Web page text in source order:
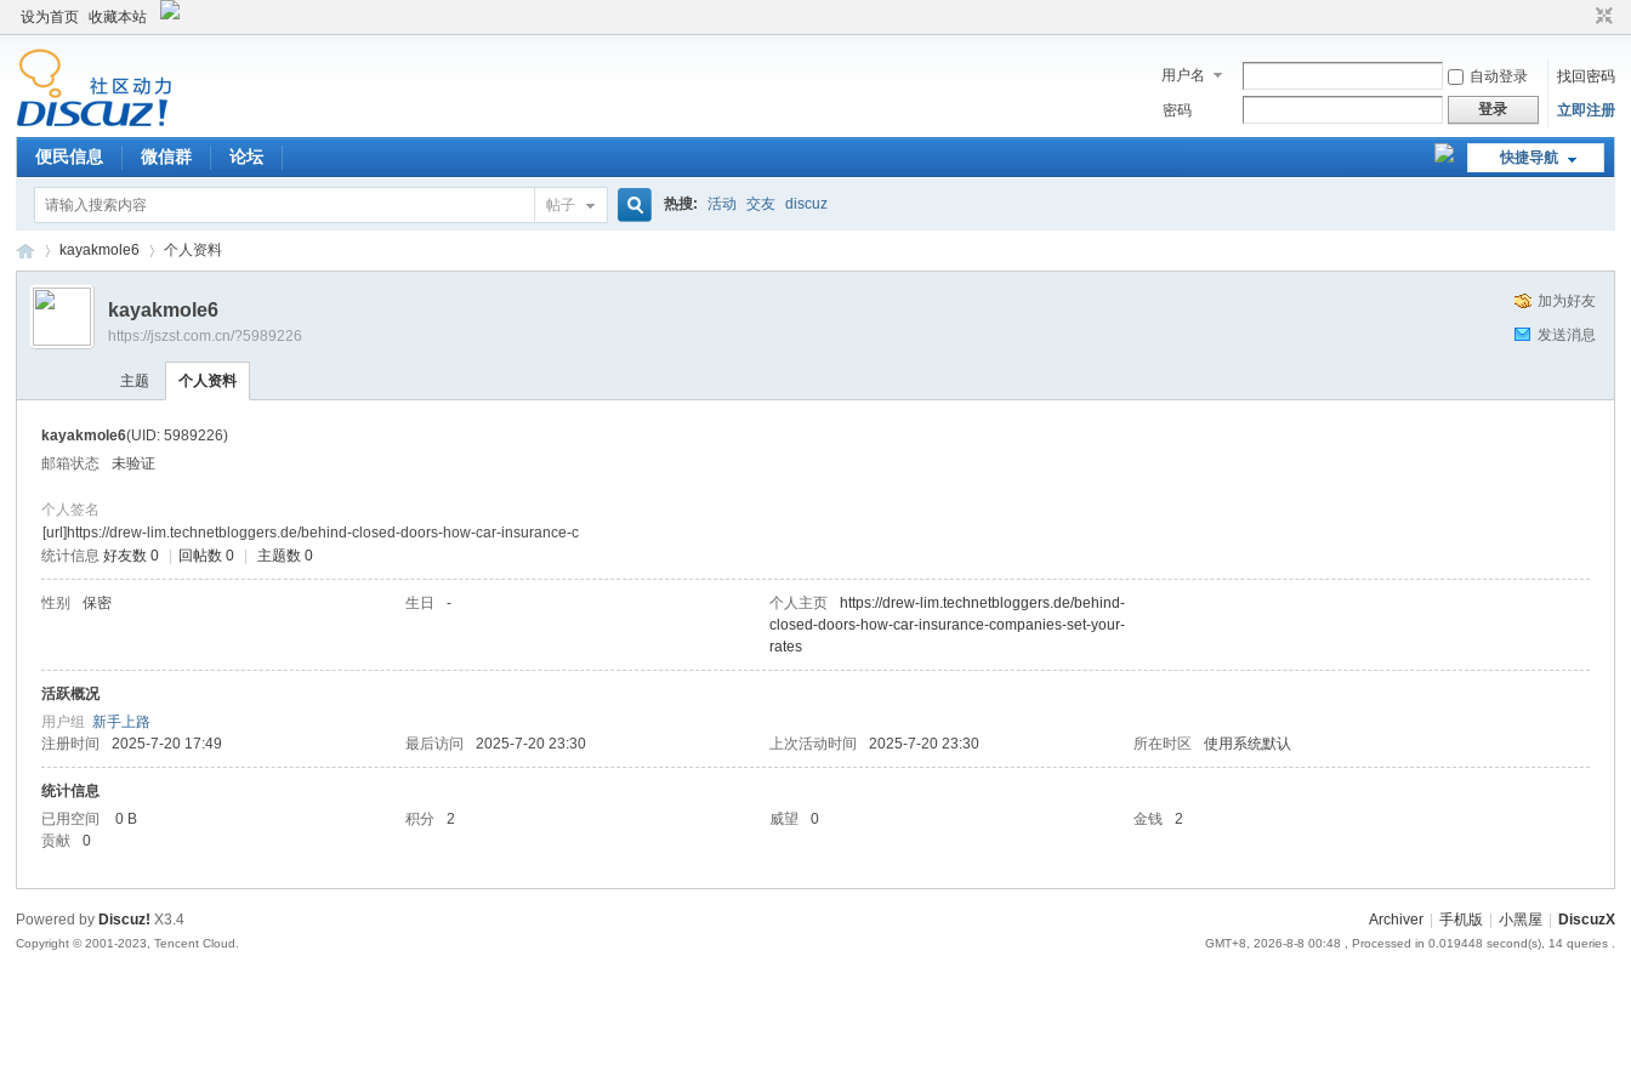
设为首页 收藏本站
用户名 自动登录
找回密码
密码
登录 立即注册
快捷导航
便民信息 微信群 论坛
帖子 热搜: 活动 交友 discuz
›
kayakmole6 个人资料
加为好友
发送消息
kayakmole6
https://jszst.com.cn/?5989226
主题 个人资料
kayakmole6(UID: 5989226)
邮箱状态
未验证
个人签名
[url]https://drew-lim.technetbloggers.de/behind-closed-doors-how-car-insurance-c
统计信息 好友数 0 回帖数 0 主题数 0
性别 保密 生日 - 个人主页
https://drew-lim.technetbloggers.de/behind-
closed-doors-how-car-insurance-companies-set-your-
rates
活跃概况
用户组新手上路
注册时间
2025-7-20 17:49 最后访问 2025-7-20 23:30 上次活动时间 2025-7-20 23:30 所在时区 使用系统默认
统计信息
已用空间
0 B 积分 2 威望 0 金钱
2
贡献
0
Archiver 手机版 小黑屋 DiscuzX
GMT+8, 2026-8-8 00:48 , Processed in 0.019448 second(s), 14 queries .
Powered by Discuz! X3.4
Copyright © 2001-2023, Tencent Cloud.